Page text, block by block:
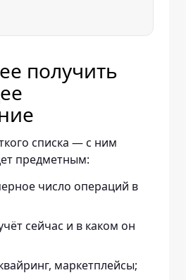
получить
списка — с ним
предметным:
число операций в
сейчас и в каком он
маркетплейсы;